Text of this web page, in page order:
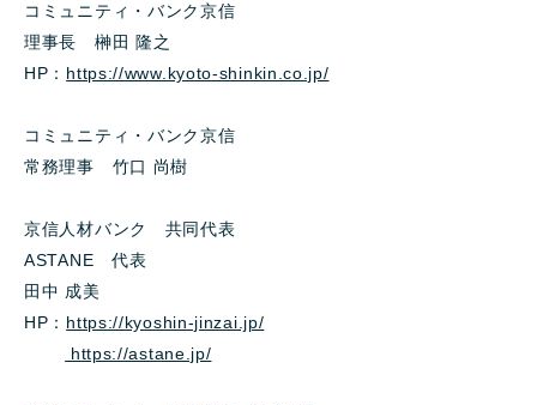
コミュニティ・バンク京信
理事長 榊田 隆之
HP： https://www.kyoto-shinkin.co.jp/
コミュニティ・バンク京信
常務理事 竹口 尚樹
京信人材バンク 共同代表
ASTANE 代表
田中 成美
HP： https://kyoshin-jinzai.jp/
https://astane.jp/